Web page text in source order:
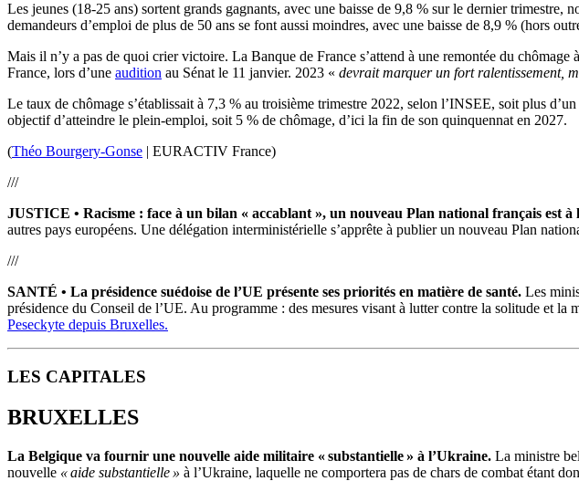
Les jeunes (18-25 ans) sortent grands gagnants, avec une baisse de 9,8 % sur le dernier
demandeurs d’emploi de plus de 50 ans se font aussi moindres, avec une baisse de 8,9 % (hors
Mais il n’y a pas de quoi crier victoire. La Banque de France s’attend à une remontée du
France, lors d’une audition au Sénat le 11 janvier. 2023 « devrait marquer un fort ralentissement,
Le taux de chômage s’établissait à 7,3 % au troisième trimestre 2022, selon l’INSEE, soit plus
objectif d’atteindre le plein-emploi, soit 5 % de chômage, d’ici la fin de son quinquennat en 2027.
(Théo Bourgery-Gonse | EURACTIV France)
///
JUSTICE • Racisme : face à un bilan « accablant », un nouveau Plan national français est à
autres pays européens. Une délégation interministérielle s’apprête à publier un nouveau Plan
///
SANTÉ • La présidence suédoise de l’UE présente ses priorités en matière de santé. Les
présidence du Conseil de l’UE. Au programme : des mesures visant à lutter contre la solitude et la
Peseckyte depuis Bruxelles.
LES CAPITALES
BRUXELLES
La Belgique va fournir une nouvelle aide militaire « substantielle » à l’Ukraine. La ministre
nouvelle « aide substantielle » à l’Ukraine, laquelle ne comportera pas de chars de combat étant